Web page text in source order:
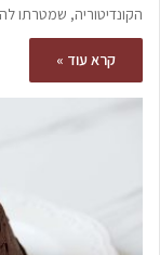
הקונדיטוריה, שמטרתו
קרא עוד »